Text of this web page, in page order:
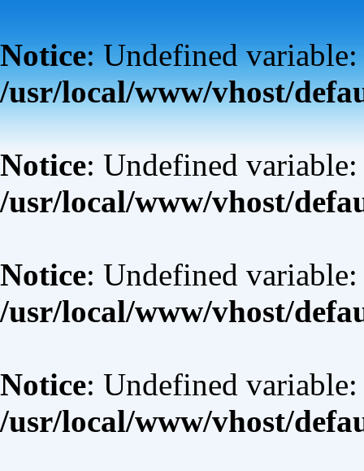
Notice: Undefined
/usr/local/www/vhost/
Notice: Undefined
/usr/local/www/vhost/
Notice: Undefined
/usr/local/www/vhost/
Notice: Undefined
/usr/local/www/vhost/